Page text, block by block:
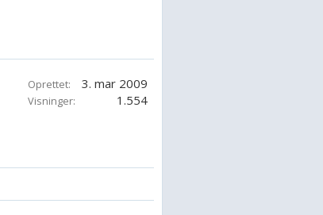
Oprettet: 3. mar 2009
Visninger: 1.554